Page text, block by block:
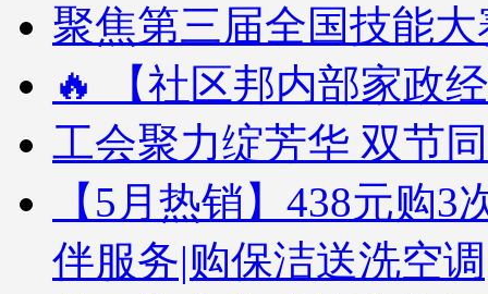
聚焦第三届全国技能
🔥 【社区邦内部家政
工会聚力绽芳华 双节
【5月热销】438元购
伴服务|购保洁送洗空